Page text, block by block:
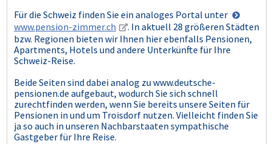
Für die Schweiz finden Sie ein analoges Portal unter
www.pension-zimmer.ch
. In aktuell 28 größeren Städten
bzw. Regionen bieten wir Ihnen hier ebenfalls Pensionen,
Apartments, Hotels und andere Unterkünfte für Ihre
Schweiz-Reise.
Beide Seiten sind dabei analog zu www.deutsche-
pensionen.de aufgebaut, wodurch Sie sich schnell
zurechtfinden werden, wenn Sie bereits unsere Seiten für
Pensionen in und um Troisdorf nutzen. Vielleicht finden Sie
ja so auch in unseren Nachbarstaaten sympathische
Gastgeber für Ihre Reise.